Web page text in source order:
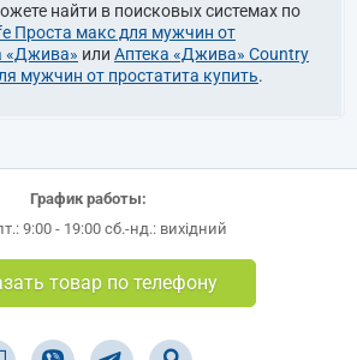
найти в поисковых системах по
Проста макс для мужчин от
«Джива» или Аптека «Джива» Country
мужчин от простатита купить.
График работы:
9:00 - 19:00 сб.-нд.: вихідний
товар по телефону